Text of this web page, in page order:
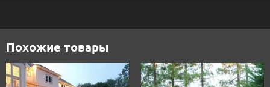
Похожие товары